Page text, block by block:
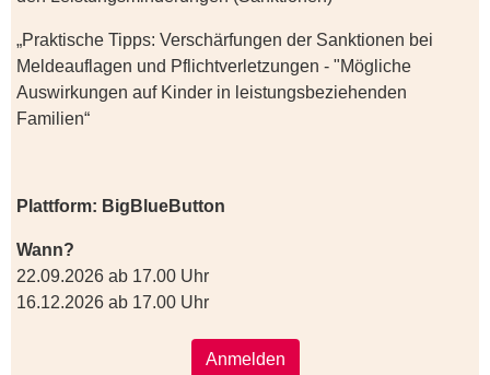
„Praktische Tipps: Verschärfungen der Sanktionen bei
Meldeauflagen und Pflichtverletzungen - "Mögliche
Auswirkungen auf Kinder in leistungsbeziehenden
Familien“
Plattform: BigBlueButton
Wann?
22.09.2026 ab 17.00 Uhr
16.12.2026 ab 17.00 Uhr
Anmelden